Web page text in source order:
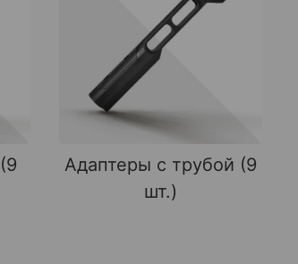
Адаптеры с трубой (9
шт.)